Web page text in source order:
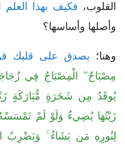
القلوب، فكيف بهذا العلم
وأصلها وأساسها؟
وهنا؛ يصدق على قلبك
مِصْبَاحٌ ۖ الْمِصْبَاحُ فِي
يُوقَدُ مِن شَجَرَةٍ مُّبَارَكَةٍ
زَيْتُهَا يُضِيءُ وَلَوْ لَمْ
لِنُورِهِ مَن يَشَاءُ ۚ وَيَضْرِبُ